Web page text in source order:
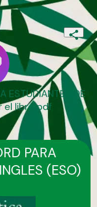
ESTUDIANTES DE
el libro pdf
PARA
(ESO)